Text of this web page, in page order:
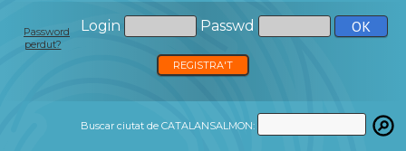
Login Passwd
Password
perdut?
REGISTRA'T
Buscar ciutat de CATALANSALMON: